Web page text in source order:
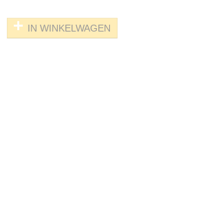
IN WINKELWAGEN